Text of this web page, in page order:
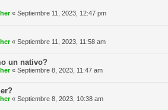
« Septiembre 11, 2023, 12:47 pm
« Septiembre 11, 2023, 11:58 am
un nativo?
« Septiembre 8, 2023, 11:47 am
« Septiembre 8, 2023, 10:38 am